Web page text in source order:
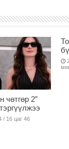
чөтгөр 2”
/ 16 цаг 46